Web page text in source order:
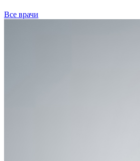
Все врачи